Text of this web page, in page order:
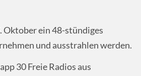
Oktober ein 48-stündiges
und ausstrahlen werden.
30 Freie Ra­dios aus